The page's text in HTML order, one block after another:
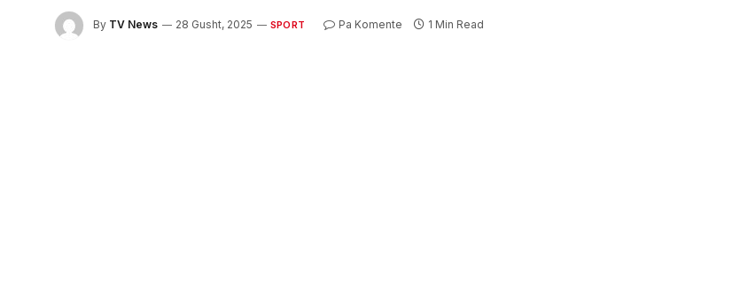
By TV News 28 Gusht, 2025 SPORT Pa Komente 1 Min Read